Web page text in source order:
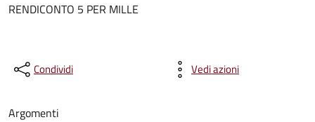
RENDICONTO 5 PER MILLE
Condividi Vedi azioni
Argomenti